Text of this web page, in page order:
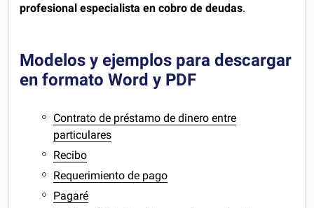
profesional especialista en cobro de deudas.
Modelos y ejemplos para descargar
en formato Word y PDF
Contrato de préstamo de dinero entre
particulares
Recibo
Requerimiento de pago
Pagaré